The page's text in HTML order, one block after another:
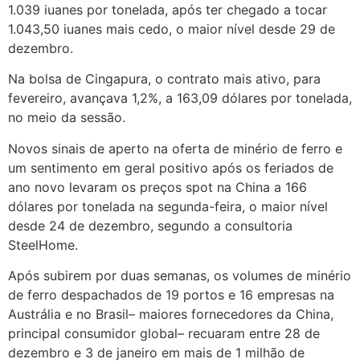
1.039 iuanes por tonelada, após ter chegado a tocar
1.043,50 iuanes mais cedo, o maior nível desde 29 de
dezembro.
Na bolsa de Cingapura, o contrato mais ativo, para
fevereiro, avançava 1,2%, a 163,09 dólares por tonelada,
no meio da sessão.
Novos sinais de aperto na oferta de minério de ferro e
um sentimento em geral positivo após os feriados de
ano novo levaram os preços spot na China a 166
dólares por tonelada na segunda-feira, o maior nível
desde 24 de dezembro, segundo a consultoria
SteelHome.
Após subirem por duas semanas, os volumes de minério
de ferro despachados de 19 portos e 16 empresas na
Austrália e no Brasil– maiores fornecedores da China,
principal consumidor global– recuaram entre 28 de
dezembro e 3 de janeiro em mais de 1 milhão de